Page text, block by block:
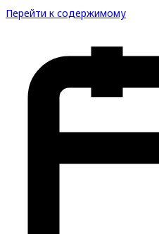
Перейти к содержимому